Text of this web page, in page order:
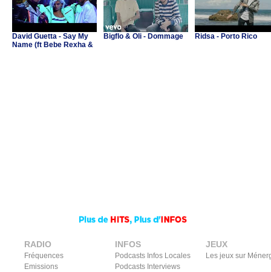
David Guetta - Say My
Name (ft Bebe Rexha &
Bigflo & Oli - Dommage Ridsa - Porto Rico
RADIO
Fréquences
Emissions
INFOS
Podcasts Infos Locales
Podcasts Interviews
JEUX
Les jeux sur